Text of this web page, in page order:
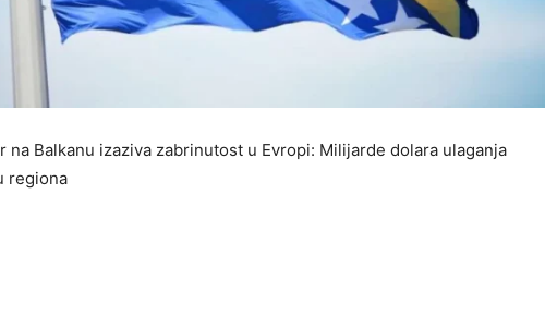
Balkanu izaziva zabrinutost u Evropi: Milijarde dolara ulaganja
regiona